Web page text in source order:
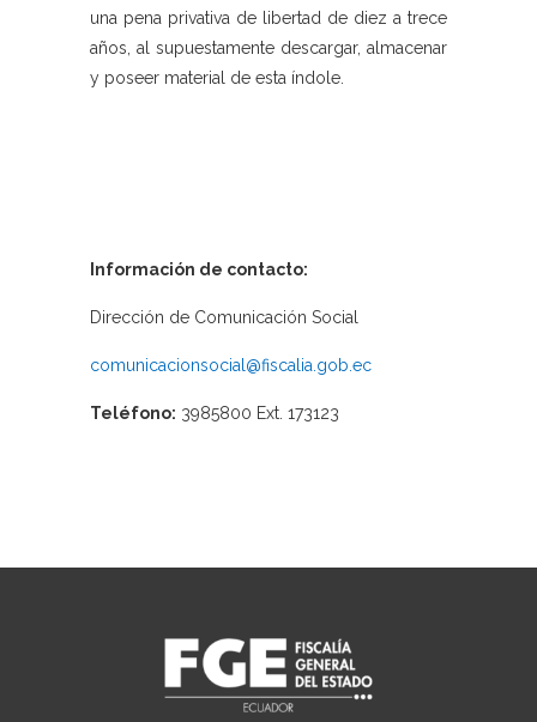
una pena privativa de libertad de diez a trece
años, al supuestamente descargar, almacenar
y poseer material de esta índole.
Información de contacto:
Dirección de Comunicación Social
comunicacionsocial@fiscalia.gob.ec
Teléfono: 3985800 Ext. 173123